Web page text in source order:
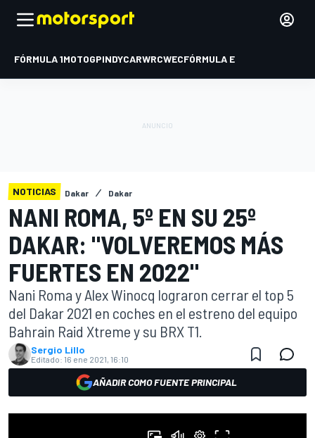
FÓRMULA 1MOTOGPINDYCARWRCWECFÓRMULA E
NOTICIAS Dakar Dakar
NANI ROMA, 5º EN SU 25º
DAKAR: "VOLVEREMOS MÁS
FUERTES EN 2022"
Nani Roma y Alex Winocq lograron cerrar el top 5
del Dakar 2021 en coches en el estreno del equipo
Bahrain Raid Xtreme y su BRX T1.
Sergio Lillo
Editado: 16 ene 2021, 16:10
AÑADIR COMO FUENTE PRINCIPAL